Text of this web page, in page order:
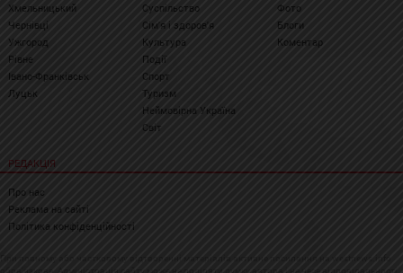
Хмельницький
Чернівці
Ужгород
Рівне
Івано-Франківськ
Луцьк
Суспільство
Сім'я і здоров'я
Культура
Події
Спорт
Туризм
Неймовірна Україна
Світ
Фото
Блоги
Коментар
РЕДАКЦІЯ
Про нас
Реклама на сайті
Політика конфіденційності